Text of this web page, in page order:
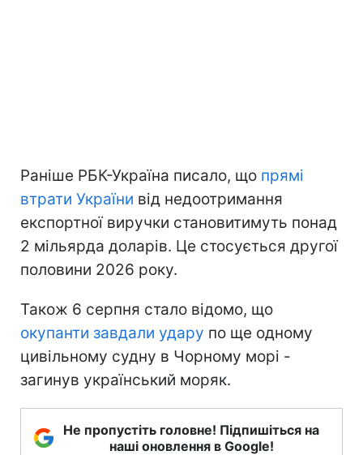
Раніше РБК-Україна писало, що прямі
втрати України від недоотримання
експортної виручки становитимуть понад
2 мільярда доларів. Це стосується другої
половини 2026 року.
Також 6 серпня стало відомо, що
окупанти завдали удару по ще одному
цивільному судну в Чорному морі -
загинув український моряк.
Не пропустіть головне! Підпишіться на
наші оновлення в Google!